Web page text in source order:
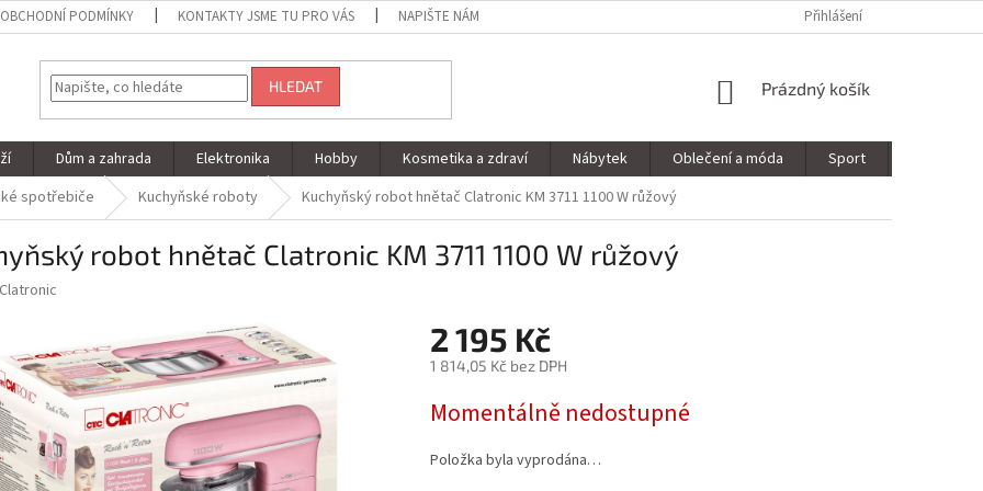
OBCHODNÍ PODMÍNKY KONTAKTY JSME TU PRO VÁS NAPIŠTE NÁM Přihlášení
HLEDAT
NÁKUPNÍ
Prázdný košík
Dům a zahrada Elektronika Hobby Kosmetika a zdraví Nábytek Oblečení a móda Sport
spotřebiče Kuchyňské roboty Kuchyňský robot hnětač Clatronic KM 3711 1100 W růžový
robot hnětač Clatronic KM 3711 1100 W růžový
Clatronic
2 195 Kč
1 814,05 Kč bez DPH
cena:
Momentálně nedostupné
Položka byla vyprodána…